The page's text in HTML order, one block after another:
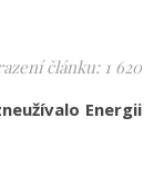
článku: 1 620
Energii